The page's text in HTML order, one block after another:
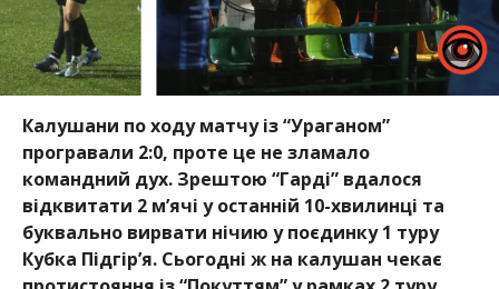
Калушани по ходу матчу із “Ураганом”
програвали 2:0, проте це не зламало
командний дух. Зрештою “Гарді” вдалося
відквитати 2 м’ячі у останній 10-хвилинці та
буквально вирвати нічию у поєдинку 1 туру
Кубка Підгір’я. Сьогодні ж на калушан чекає